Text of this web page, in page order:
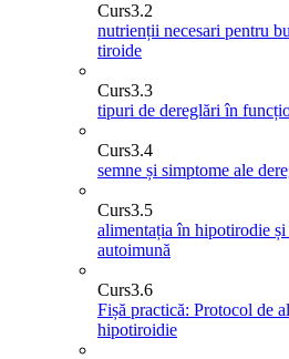
Curs3.2
nutrienții necesari pentru
tiroide
Curs3.3
tipuri de dereglări în
Curs3.4
semne și simptome ale
Curs3.5
alimentația în hipotirodie
autoimună
Curs3.6
Fișă practică: Protocol de
hipotiroidie